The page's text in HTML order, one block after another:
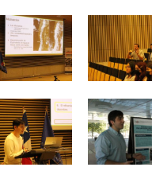
Zoom
Zoom